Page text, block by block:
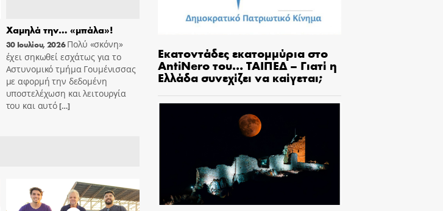
Χαμηλά την… «μπάλα»!
30 Ιουλίου, 2026Πολύ «σκόνη»
έχει σηκωθεί εσχάτως για το
Αστυνομικό τμήμα Γουμένισσας
με αφορμή την δεδομένη
υποστελέχωση και λειτουργία
του και αυτό[…]
Εκατοντάδες εκατομμύρια στο
AntiNero του… ΤΑΙΠΕΔ – Γιατί η
Ελλάδα συνεχίζει να καίγεται;